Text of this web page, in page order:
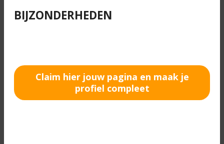
BIJZONDERHEDEN
Claim hier jouw pagina en maak je
profiel compleet